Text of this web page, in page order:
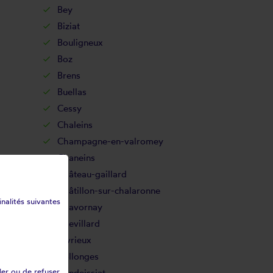
Bey
Biziat
Bouligneux
Boz
Brens
Buellas
Cessy
Chaleins
Champagne-en-valromey
Chaneins
Château-gaillard
Châtillon-sur-chalaronne
Chavornay
Chevillard
Civrieux
Collonges
suivantes